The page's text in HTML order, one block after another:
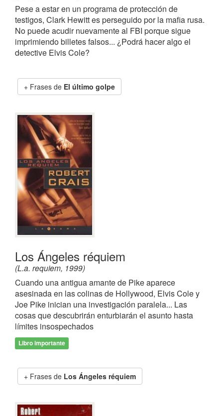
Pese a estar en un programa de protección de
testigos, Clark Hewitt es perseguido por la mafia rusa.
No puede acudir nuevamente al FBI porque sigue
imprimiendo billetes falsos... ¿Podrá hacer algo el
detective Elvis Cole?
Frases de El último golpe
Los Ángeles réquiem
(L.a. requiem, 1999)
Cuando una antigua amante de Pike aparece
asesinada en las colinas de Hollywood, Elvis Cole y
Joe Pike inician una investigación paralela... Las
cosas que descubrirán enturbiarán el asunto hasta
límites insospechados
Libro importante
Frases de Los Ángeles réquiem